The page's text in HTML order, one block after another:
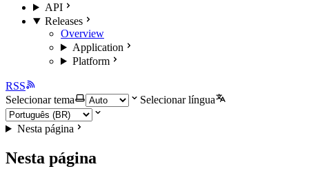
API
Releases
Overview
Application
Platform
RSS
Selecionar tema
Selecionar língua
Nesta página
Nesta página